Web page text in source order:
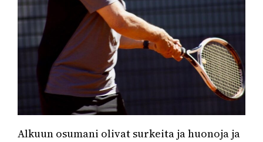
Alkuun osumani olivat surkeita ja huonoja ja